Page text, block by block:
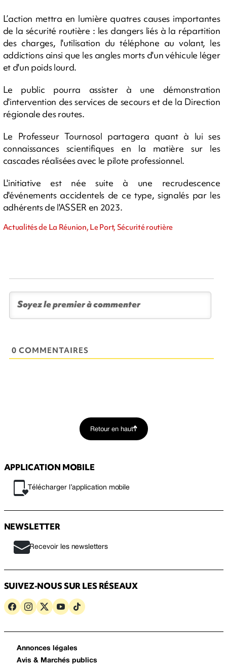
L’action mettra en lumière quatres causes importantes
de la sécurité routière : les dangers liés à la répartition
des charges, l'utilisation du téléphone au volant, les
addictions ainsi que les angles morts d'un véhicule léger
et d'un poids lourd.
Le public pourra assister à une démonstration
d'intervention des services de secours et de la Direction
régionale des routes.
Le Professeur Tournosol partagera quant à lui ses
connaissances scientifiques en la matière sur les
cascades réalisées avec le pilote professionnel.
L'initiative est née suite à une recrudescence
d'événements accidentels de ce type, signalés par les
adhérents de l'ASSER en 2023.
Actualités de La Réunion, Le Port, Sécurité routière
0 COMMENTAIRES
Retour en haut
APPLICATION MOBILE
Télécharger l’application mobile
NEWSLETTER
Recevoir les newsletters
SUIVEZ-NOUS SUR LES RÉSEAUX
Annonces légales
Avis & Marchés publics